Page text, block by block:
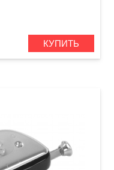
КУПИТЬ